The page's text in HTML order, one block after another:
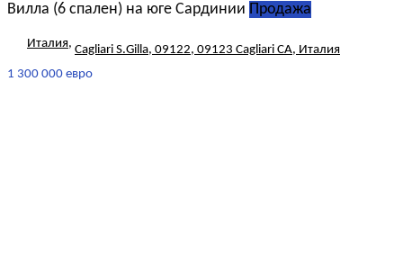
Вилла (6 спален) на юге Сардинии Продажа
Италия, Cagliari S.Gilla, 09122, 09123 Cagliari CA, Италия
1 300 000 евро